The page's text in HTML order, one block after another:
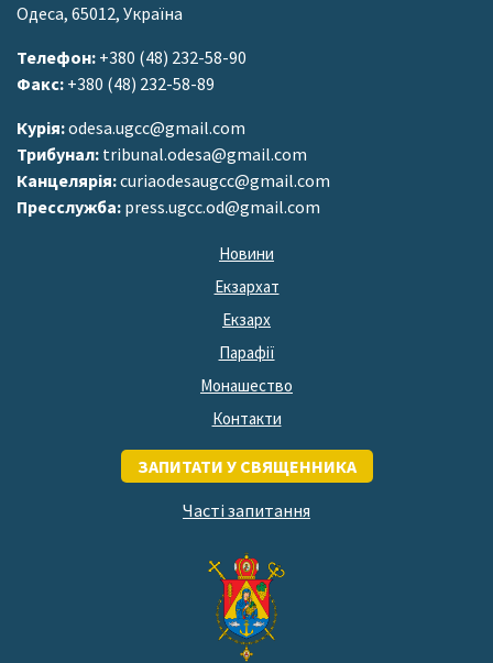
Одеса, 65012, Україна
Телефон: +380 (48) 232-58-90
Факс: +380 (48) 232-58-89
Курія:odesa.ugcc@gmail.com
Трибунал: tribunal.odesa@gmail.com
Канцелярія:curiaodesaugcc@gmail.com
Пресслужба: press.ugcc.od@gmail.com
Новини
Екзархат
Екзарх
Парафії
Монашество
Контакти
ЗАПИТАТИ У СВЯЩЕННИКА
Часті запитання